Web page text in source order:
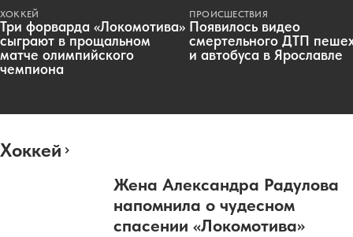
ХОККЕЙ
Три форварда «Локомотива»
сыграют в прощальном
матче олимпийского
чемпиона
ПРОИСШЕСТВИЯ
Появилось видео
смертельного ДТП
и автобуса в Ярославле
Хоккей
Жена Александра Радулова
напомнила о чудесном
спасении «Локомотива»